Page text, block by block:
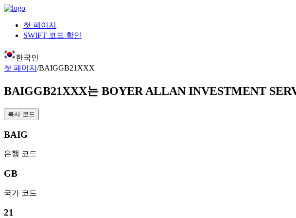
첫 페이지
SWIFT 코드 확인
한국인
첫 페이지 /BAIGGB21XXX
BAIGGB21XXX는 BOYER ALLAN INVESTMENT
복사 코드
BAIG
은행 코드
GB
국가 코드
21